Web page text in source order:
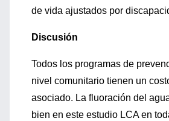
de vida ajustados por
Discusión
Todos los programas de
nivel comunitario tienen un
asociado. La fluoración del
bien en este estudio LCA en